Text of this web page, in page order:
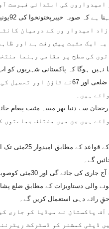
کی ابتدائی فہرست
امیدوار وں کے درمیان
یہ ایک مثبت پیش رفت ہے اور
کی سطح پر مقامی رہنما
جا نہیں ہوگا کہ پاکستانی شہریوں
مزید کہنا تھا کہ 68خواتین نے
ہیں۔
ہیں جن میں مختلف جماعتوں
الیکشن کمیشن
گے۔
بھر میں انتخابات کا انعقاد عمل میں آئے گا۔
آف پاکستان نے میڈیا کو جاری
ڈپٹی کمشنر کو ڈسٹرکٹ